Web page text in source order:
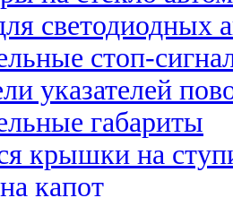
светодиодных
стоп-
указателей
габариты
крышки на
капот